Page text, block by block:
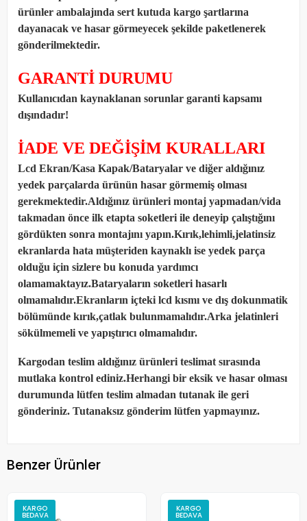
ürünler ambalajında sert kutuda kargo şartlarına
dayanacak ve hasar görmeyecek şekilde paketlenerek
gönderilmektedir.
GARANTİ DURUMU
Kullanıcıdan kaynaklanan sorunlar garanti kapsamı
dışındadır!
İADE VE DEĞİŞİM KURALLARI
Lcd Ekran/Kasa Kapak/Bataryalar ve diğer aldığınız
yedek parçalarda ürünün hasar görmemiş olması
gerekmektedir.Aldığınız ürünleri montaj yapmadan/vida
takmadan önce ilk etapta soketleri ile deneyip çalıştığını
gördükten sonra montajını yapın.Kırık,lehimli,jelatinsiz
ekranlarda hata müşteriden kaynaklı ise yedek parça
olduğu için sizlere bu konuda yardımcı
olamamaktayız.Bataryaların soketleri hasarlı
olmamalıdır.Ekranların içteki lcd kısmı ve dış dokunmatik
bölümünde kırık,çatlak bulunmamalıdır.Arka jelatinleri
sökülmemeli ve yapıştırıcı olmamalıdır.
Kargodan teslim aldığınız ürünleri teslimat sırasında
mutlaka kontrol ediniz.Herhangi bir eksik ve hasar olması
durumunda lütfen teslim almadan tutanak ile geri
gönderiniz. Tutanaksız gönderim lütfen yapmayınız.
Benzer Ürünler
KARGO
BEDAVA
KARGO
BEDAVA